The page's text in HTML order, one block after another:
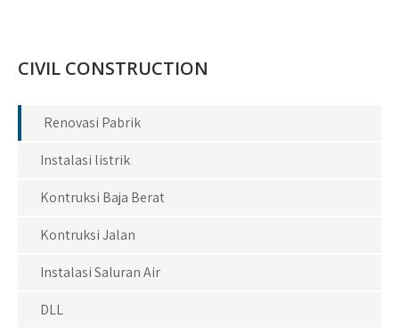
CIVIL CONSTRUCTION
Renovasi Pabrik
Instalasi listrik
Kontruksi Baja Berat
Kontruksi Jalan
Instalasi Saluran Air
DLL